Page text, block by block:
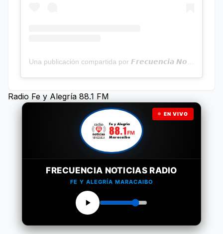
Radio Fe y Alegría 88.1 FM
EN VIVO
FRECUENCIA NOTICIAS RADIO
FE Y ALEGRÍA MARACAIBO